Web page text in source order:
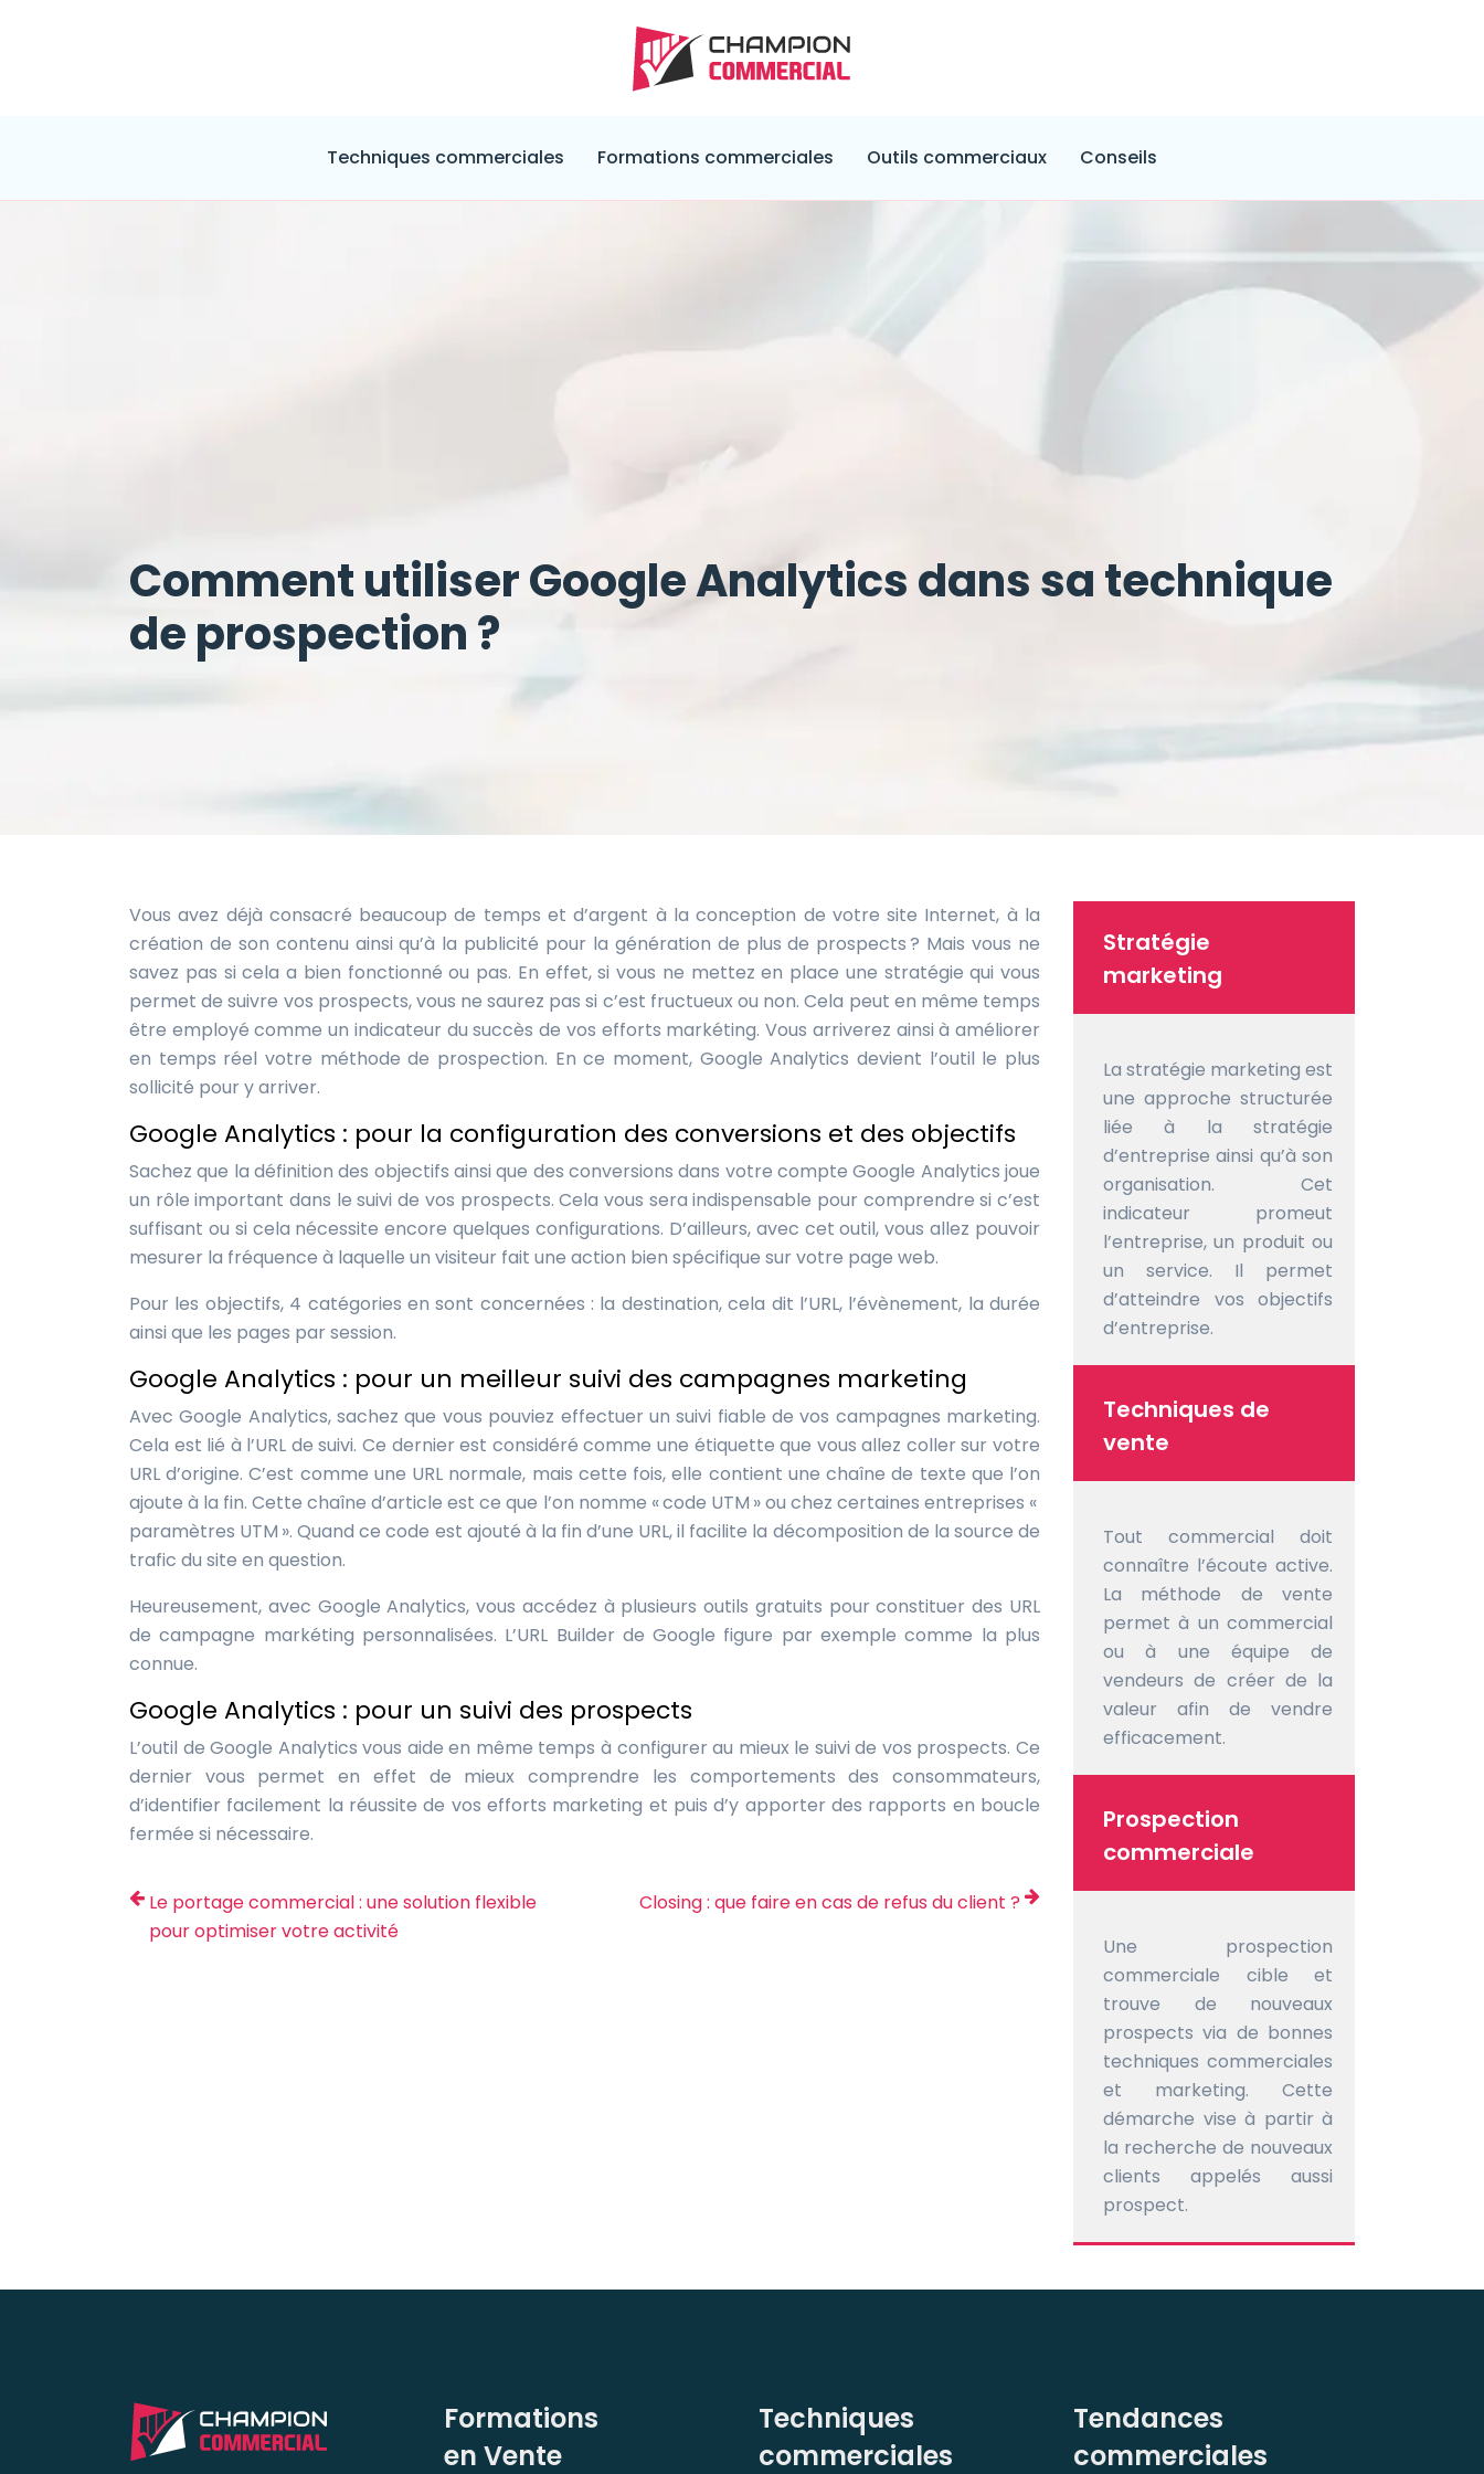
Techniques commerciales Formations commerciales Outils commerciaux Conseils
Comment utiliser Google Analytics dans sa technique
de prospection ?
Vous avez déjà consacré beaucoup de temps et d’argent à la conception de votre site Internet, à la
création de son contenu ainsi qu’à la publicité pour la génération de plus de prospects ? Mais vous ne
savez pas si cela a bien fonctionné ou pas. En effet, si vous ne mettez en place une stratégie qui vous
permet de suivre vos prospects, vous ne saurez pas si c’est fructueux ou non. Cela peut en même temps
être employé comme un indicateur du succès de vos efforts markéting. Vous arriverez ainsi à améliorer
en temps réel votre méthode de prospection. En ce moment, Google Analytics devient l’outil le plus
sollicité pour y arriver.
Google Analytics : pour la configuration des conversions et des objectifs
Sachez que la définition des objectifs ainsi que des conversions dans votre compte Google Analytics joue
un rôle important dans le suivi de vos prospects. Cela vous sera indispensable pour comprendre si c’est
suffisant ou si cela nécessite encore quelques configurations. D’ailleurs, avec cet outil, vous allez pouvoir
mesurer la fréquence à laquelle un visiteur fait une action bien spécifique sur votre page web.
Pour les objectifs, 4 catégories en sont concernées : la destination, cela dit l’URL, l’évènement, la durée
ainsi que les pages par session.
Google Analytics : pour un meilleur suivi des campagnes marketing
Avec Google Analytics, sachez que vous pouviez effectuer un suivi fiable de vos campagnes marketing.
Cela est lié à l’URL de suivi. Ce dernier est considéré comme une étiquette que vous allez coller sur votre
URL d’origine. C’est comme une URL normale, mais cette fois, elle contient une chaîne de texte que l’on
ajoute à la fin. Cette chaîne d’article est ce que l’on nomme « code UTM » ou chez certaines entreprises «
paramètres UTM ». Quand ce code est ajouté à la fin d’une URL, il facilite la décomposition de la source de
trafic du site en question.
Heureusement, avec Google Analytics, vous accédez à plusieurs outils gratuits pour constituer des URL
de campagne markéting personnalisées. L’URL Builder de Google figure par exemple comme la plus
connue.
Google Analytics : pour un suivi des prospects
L’outil de Google Analytics vous aide en même temps à configurer au mieux le suivi de vos prospects. Ce
dernier vous permet en effet de mieux comprendre les comportements des consommateurs,
d’identifier facilement la réussite de vos efforts marketing et puis d’y apporter des rapports en boucle
fermée si nécessaire.
Le portage commercial : une solution flexible
pour optimiser votre activité
Closing : que faire en cas de refus du client ?
Stratégie
marketing
La stratégie marketing est
une approche structurée
liée à la stratégie
d’entreprise ainsi qu’à son
organisation. Cet
indicateur promeut
l’entreprise, un produit ou
un service. Il permet
d’atteindre vos objectifs
d’entreprise.
Techniques de
vente
Tout commercial doit
connaître l’écoute active.
La méthode de vente
permet à un commercial
ou à une équipe de
vendeurs de créer de la
valeur afin de vendre
efficacement.
Prospection
commerciale
Une prospection
commerciale cible et
trouve de nouveaux
prospects via de bonnes
techniques commerciales
et marketing. Cette
démarche vise à partir à
la recherche de nouveaux
clients appelés aussi
prospect.
Formations
en Vente
Techniques
commerciales
Tendances
commerciales